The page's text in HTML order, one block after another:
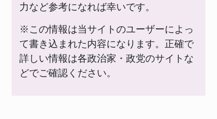
力など参考になれば幸いです。
※この情報は当サイトのユーザーによっ
て書き込まれた内容になります。正確で
詳しい情報は各政治家・政党のサイトな
どでご確認ください。